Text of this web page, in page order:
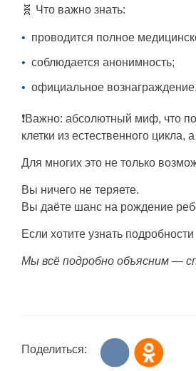
🧬 Что важно знать:
проводится полное
соблюдается анонимность;
официальное вознаграждение.
❗Важно: абсолютный миф, что
клетки из естественного
Для многих это не только
Вы ничего не теряете.
Вы даёте шанс на рождение
Если хотите узнать
Мы всё подробно объясним —
Поделиться: